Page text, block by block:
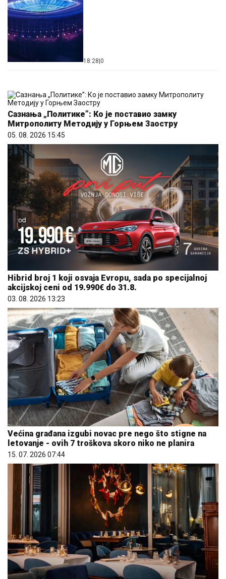
18:28 0
Сазнања „Политике”: Ко је поставио замку
Митрополиту Методију у Горњем Заостру
05. 08. 2026 15:45
Hibrid broj 1 koji osvaja Evropu, sada po specijalnoj
akcijskoj ceni od 19.990€ do 31.8.
03. 08. 2026 13:23
Većina građana izgubi novac pre nego što stigne na
letovanje - ovih 7 troškova skoro niko ne planira
15. 07. 2026 07:44